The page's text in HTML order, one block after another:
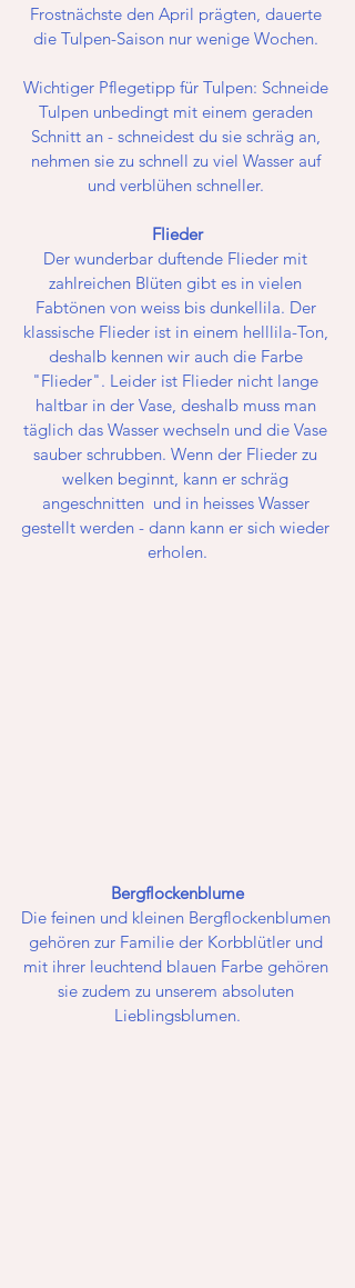
Frostnächste den April prägten, dauerte
die Tulpen-Saison nur wenige Wochen.
Wichtiger Pflegetipp für Tulpen: Schneide
Tulpen unbedingt mit einem geraden
Schnitt an - schneidest du sie schräg an,
nehmen sie zu schnell zu viel Wasser auf
und verblühen schneller.
Flieder
Der wunderbar duftende Flieder mit
zahlreichen Blüten gibt es in vielen
Fabtönen von weiss bis dunkellila. Der
klassische Flieder ist in einem helllila-Ton,
deshalb kennen wir auch die Farbe
"Flieder". Leider ist Flieder nicht lange
haltbar in der Vase, deshalb muss man
täglich das Wasser wechseln und die Vase
sauber schrubben. Wenn der Flieder zu
welken beginnt, kann er schräg
angeschnitten  und in heisses Wasser
gestellt werden - dann kann er sich wieder
erholen.
Bergflockenblume
Die feinen und kleinen Bergflockenblumen
gehören zur Familie der Korbblütler und
mit ihrer leuchtend blauen Farbe gehören
sie zudem zu unserem absoluten
Lieblingsblumen.